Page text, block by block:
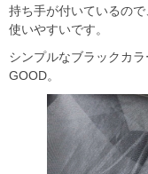
持ち手が付いているの
使いやすいです。
シンプルなブラックカ
GOOD。